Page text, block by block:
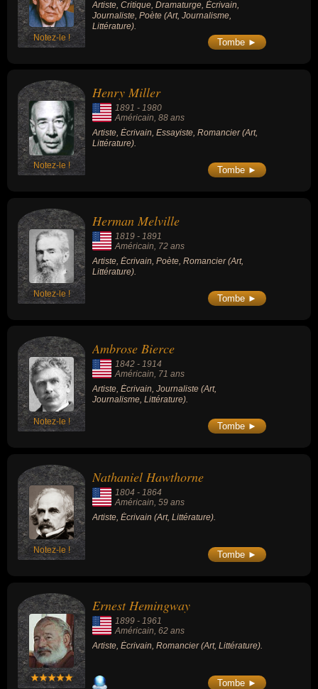
Notez-le !
Artiste, Critique, Dramaturge, Écrivain,
Journaliste, Poète (Art, Journalisme,
Littérature).
Tombe ►
Notez-le !
Henry Miller
1891 - 1980
Américain, 88 ans
Artiste, Écrivain, Essayiste, Romancier (Art,
Littérature).
Tombe ►
Notez-le !
Herman Melville
1819 - 1891
Américain, 72 ans
Artiste, Écrivain, Poète, Romancier (Art,
Littérature).
Tombe ►
Notez-le !
Ambrose Bierce
1842 - 1914
Américain, 71 ans
Artiste, Écrivain, Journaliste (Art,
Journalisme, Littérature).
Tombe ►
Notez-le !
Nathaniel Hawthorne
1804 - 1864
Américain, 59 ans
Artiste, Écrivain (Art, Littérature).
Tombe ►
Ernest Hemingway
1899 - 1961
Américain , 62 ans
Artiste, Écrivain, Romancier (Art, Littérature).
Tombe ►